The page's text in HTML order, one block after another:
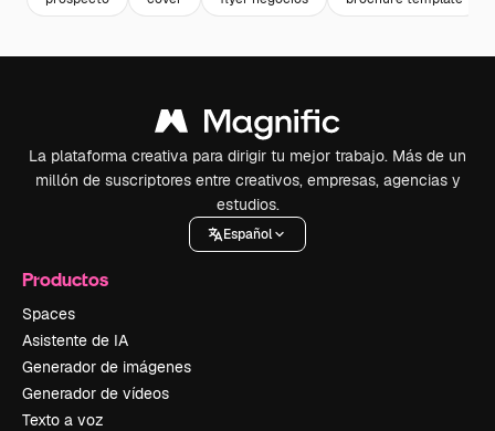
La plataforma creativa para dirigir tu mejor trabajo. Más de un
millón de suscriptores entre creativos, empresas, agencias y
estudios.
Español
Productos
Spaces
Asistente de IA
Generador de imágenes
Generador de vídeos
Texto a voz